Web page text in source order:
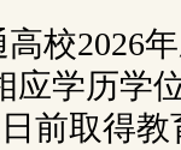
校2026
应学历学
前取得